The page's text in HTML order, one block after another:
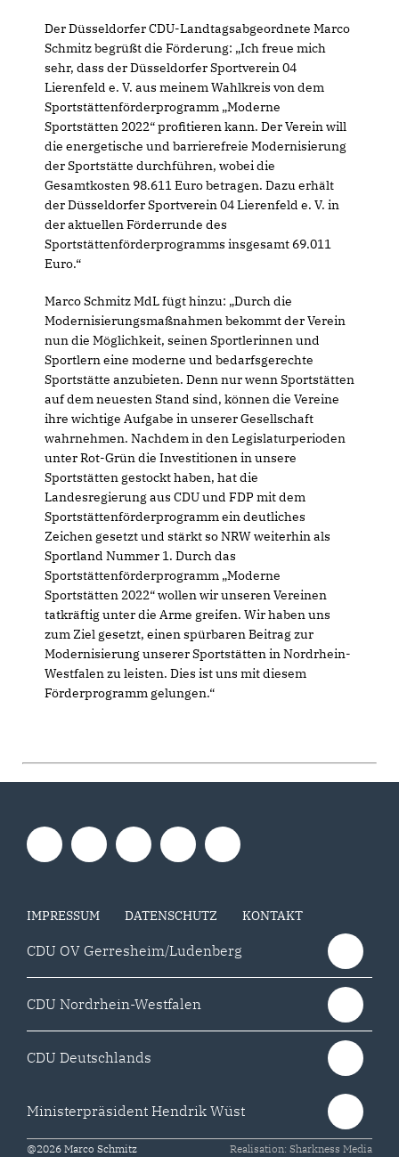
Der Düsseldorfer CDU-Landtagsabgeordnete Marco
Schmitz begrüßt die Förderung: „Ich freue mich
sehr, dass der Düsseldorfer Sportverein 04
Lierenfeld e. V. aus meinem Wahlkreis von dem
Sportstättenförderprogramm „Moderne
Sportstätten 2022“ profitieren kann. Der Verein will
die energetische und barrierefreie Modernisierung
der Sportstätte durchführen, wobei die
Gesamtkosten 98.611 Euro betragen. Dazu erhält
der Düsseldorfer Sportverein 04 Lierenfeld e. V. in
der aktuellen Förderrunde des
Sportstättenförderprogramms insgesamt 69.011
Euro.“
Marco Schmitz MdL fügt hinzu: „Durch die
Modernisierungsmaßnahmen bekommt der Verein
nun die Möglichkeit, seinen Sportlerinnen und
Sportlern eine moderne und bedarfsgerechte
Sportstätte anzubieten. Denn nur wenn Sportstätten
auf dem neuesten Stand sind, können die Vereine
ihre wichtige Aufgabe in unserer Gesellschaft
wahrnehmen. Nachdem in den Legislaturperioden
unter Rot-Grün die Investitionen in unsere
Sportstätten gestockt haben, hat die
Landesregierung aus CDU und FDP mit dem
Sportstättenförderprogramm ein deutliches
Zeichen gesetzt und stärkt so NRW weiterhin als
Sportland Nummer 1. Durch das
Sportstättenförderprogramm „Moderne
Sportstätten 2022“ wollen wir unseren Vereinen
tatkräftig unter die Arme greifen. Wir haben uns
zum Ziel gesetzt, einen spürbaren Beitrag zur
Modernisierung unserer Sportstätten in Nordrhein-
Westfalen zu leisten. Dies ist uns mit diesem
Förderprogramm gelungen.“
IMPRESSUM DATENSCHUTZ KONTAKT
CDU OV Gerresheim/Ludenberg
CDU Nordrhein-Westfalen
CDU Deutschlands
Ministerpräsident Hendrik Wüst
@2026 Marco Schmitz Realisation: Sharkness Media